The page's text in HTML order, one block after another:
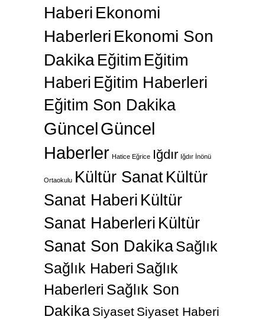
Haberi Ekonomi
Haberleri Ekonomi Son
Dakika Eğitim Eğitim
Haberi Eğitim Haberleri
Eğitim Son Dakika
GüncelGüncel
Haberler Hatice Eğrice Iğdır Iğdır İnönü
Ortaokulu Kültür SanatKültür
Sanat Haberi Kültür
Sanat Haberleri Kültür
Sanat Son DakikaSağlık
Sağlık Haberi Sağlık
Haberleri Sağlık Son
Dakika Siyaset Siyaset Haberi